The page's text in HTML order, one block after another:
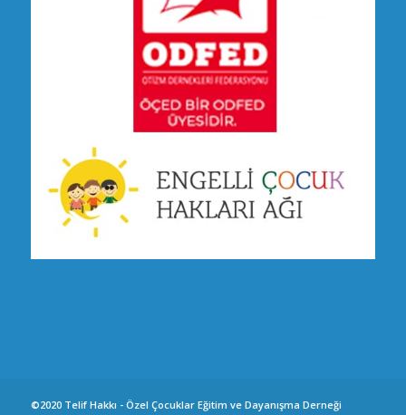
©2020 Telif Hakkı - Özel Çocuklar Eğitim ve Dayanışma Derneği